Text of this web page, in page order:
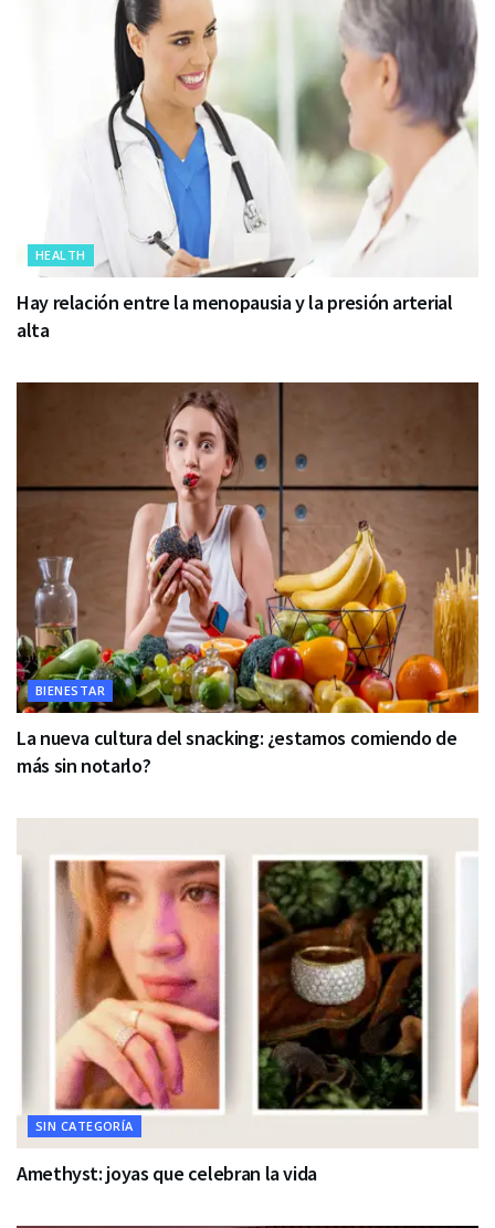
HEALTH
Hay relación entre la menopausia y la presión arterial
alta
BIENESTAR
La nueva cultura del snacking: ¿estamos comiendo de
más sin notarlo?
SIN CATEGORÍA
Amethyst: joyas que celebran la vida